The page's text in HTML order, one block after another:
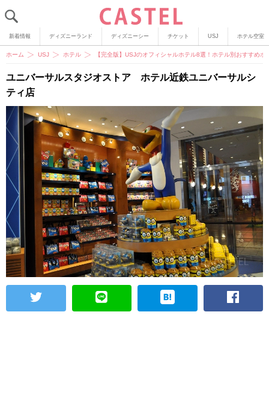
新着情報 ディズニーランド ディズニーシー チケット USJ ホテル空室
ホーム USJ ホテル 【完全版】USJのオフィシャルホテル8選！ホテル別おすすめ
ユニバーサルスタジオストア ホテル近鉄ユニバーサルシ
ティ店